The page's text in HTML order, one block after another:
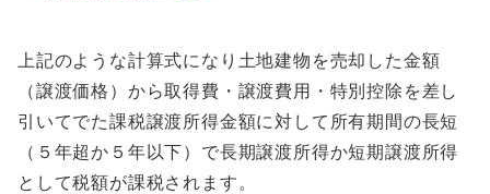
上記のような計算式になり土地建物を売却した金額
（譲渡価格）から取得費・譲渡費用・特別控除を差し
引いてでた課税譲渡所得金額に対して所有期間の長短
（５年超か５年以下）で長期譲渡所得か短期譲渡所得
として税額が課税されます。